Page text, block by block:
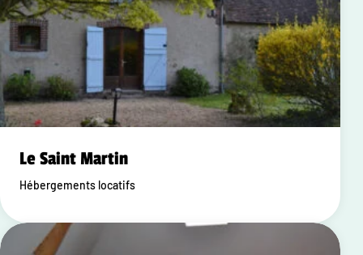
Le Saint Martin
Hébergements locatifs